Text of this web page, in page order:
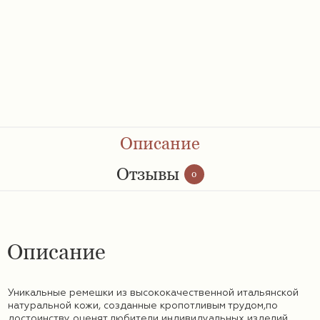
Ремешки 36 мм
Мужские ремешки
Описание
Отзывы
0
Описание
Уникальные ремешки из высококачественной итальянской
натуральной кожи, созданные кропотливым трудом,по